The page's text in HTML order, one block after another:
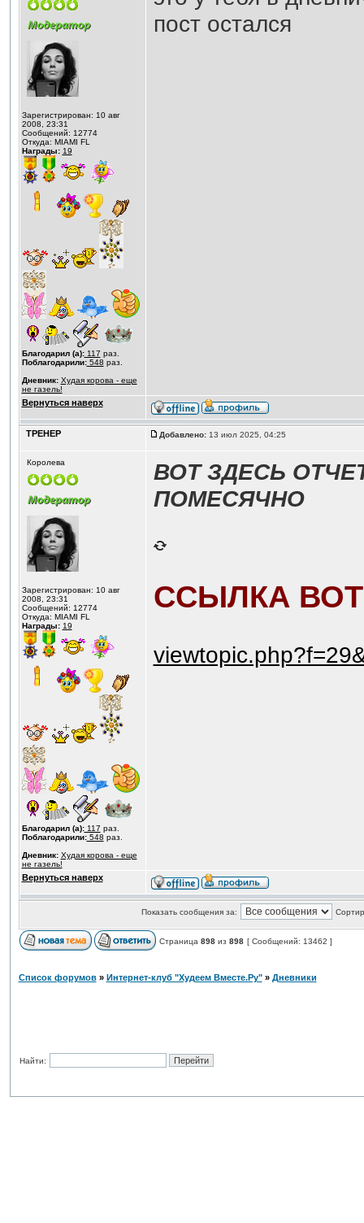
Зарегистрирован: 10 авг
2008, 23:31
Сообщений: 12774
Откуда: MIAMI FL
Награды: 19
Благодарил (а):117 раз.
Поблагодарили:548 раз.
Дневник: Худая корова - еще
не газель!
пост остался
Вернуться наверх
ТРЕНЕР Добавлено:13 июл 2025, 04:25
Королева
Зарегистрирован: 10 авг
2008, 23:31
Сообщений: 12774
Откуда: MIAMI FL
Награды: 19
Благодарил (а):117 раз.
Поблагодарили:548 раз.
Дневник: Худая корова - еще
не газель!
ВОТ ЗДЕСЬ
ПОМЕСЯЧНО
ССЫЛКА ВОТ
Вернуться наверх
Показать сообщения за:
Страница 898из 898 [ Сообщений: 13462 ]
Список форумов» Интернет-клуб "Худеем Вместе.Ру"» Дневники
Найти: